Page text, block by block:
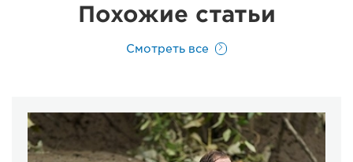
Похожие статьи
Смотреть все